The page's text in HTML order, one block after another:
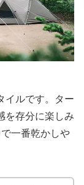
イルです。ター
を存分に楽しみ
一番乾かしや